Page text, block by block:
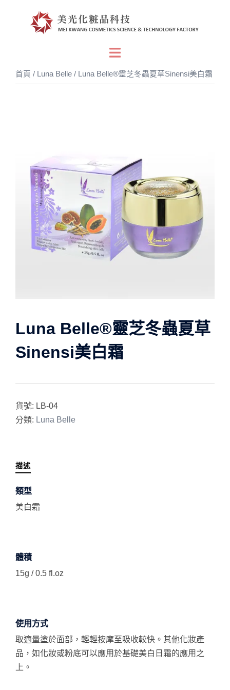
Toggle
首頁 / Luna Belle / Luna Belle®靈芝冬蟲夏草Sinensi美白霜
Luna Belle®靈芝冬蟲夏草
Sinensi美白霜
貨號: LB-04
分類: Luna Belle
描述
類型
美白霜
體積
15g / 0.5 fl.oz
使用方式
取適量塗於面部，輕輕按摩至吸收較快。其他化妝產
品，如化妝或粉底可以應用於基礎美白日霜的應用之
上。